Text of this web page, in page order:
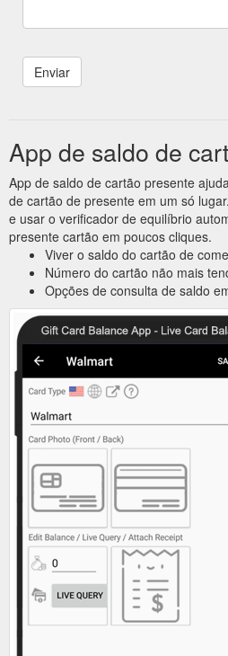
App de saldo de
App de saldo de cartão presente
de cartão de presente em um só
e usar o verificador de equilíbrio
presente cartão em poucos cliques.
Viver o saldo do cartão de
Número do cartão não mais
Opções de consulta de saldo